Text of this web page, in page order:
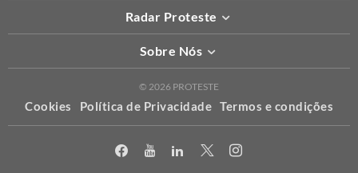
Radar Proteste
Sobre Nós
© 2026 PROTESTE
Cookies Política de Privacidade Termos e condições